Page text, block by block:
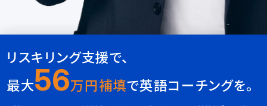
リスキリング支援で、
最大56万円補填で英語コーチングを。